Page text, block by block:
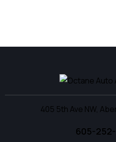
405 5th Ave NW,
605-252-